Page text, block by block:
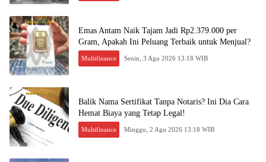
Emas Antam Naik Tajam Jadi Rp2.379.000 per
Gram, Apakah Ini Peluang Terbaik untuk Menjual?
Multifinance Senin, 3 Agu 2026 13:18 WIB
Balik Nama Sertifikat Tanpa Notaris? Ini Dia Cara
Hemat Biaya yang Tetap Legal!
Multifinance Minggu, 2 Agu 2026 13:18 WIB